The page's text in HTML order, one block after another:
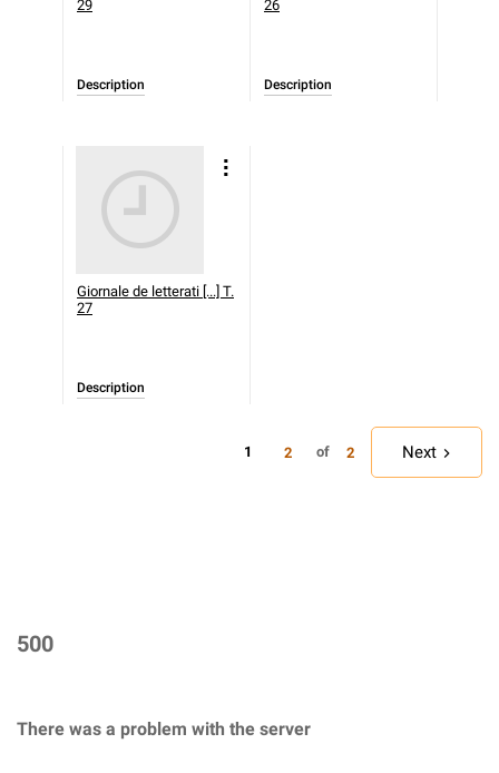
29
Description
26
Description
Giornale de letterati [...] T.
27
Description
1 2 of 2 Next
500
There was a problem with the server